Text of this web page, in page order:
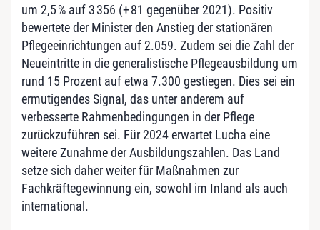
um 2,5 % auf 3 356 (+ 81 gegenüber 2021). Positiv
bewertete der Minister den Anstieg der stationären
Pflegeeinrichtungen auf 2.059. Zudem sei die Zahl der
Neueintritte in die generalistische Pflegeausbildung um
rund 15 Prozent auf etwa 7.300 gestiegen. Dies sei ein
ermutigendes Signal, das unter anderem auf
verbesserte Rahmenbedingungen in der Pflege
zurückzuführen sei. Für 2024 erwartet Lucha eine
weitere Zunahme der Ausbildungszahlen. Das Land
setze sich daher weiter für Maßnahmen zur
Fachkräftegewinnung ein, sowohl im Inland als auch
international.